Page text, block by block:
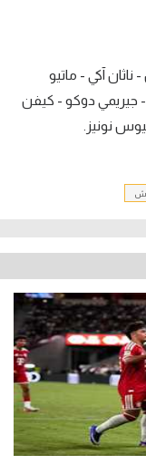
آكي - ماتيو
- جيريمي دوكو - كيفن
نونيز.